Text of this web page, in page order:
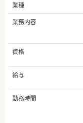
業種
業務内容
資格
給与
勤務時間